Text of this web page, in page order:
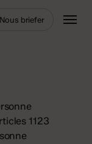
Nous briefer Menu
1123